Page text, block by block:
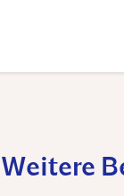
Weitere